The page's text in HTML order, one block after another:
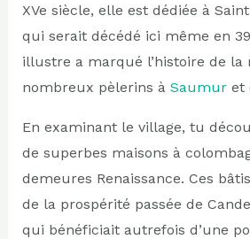
XVe siècle, elle est dédiée à
qui serait décédé ici même en
illustre a marqué l’histoire de la
nombreux pèlerins à Saumuret
En examinant le village, tu
de superbes maisons à
demeures Renaissance. Ces
de la prospérité passée de
qui bénéficiait autrefois d’une